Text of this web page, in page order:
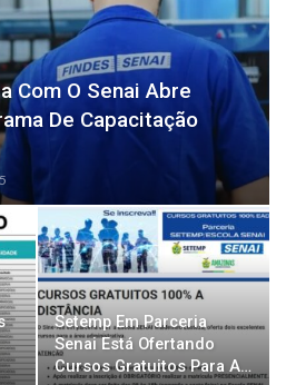
Com O Senai Abre
De Capacitação
Setemp Em Parceria
Senai Está Ofertando
Cursos Gratuitos Para A…